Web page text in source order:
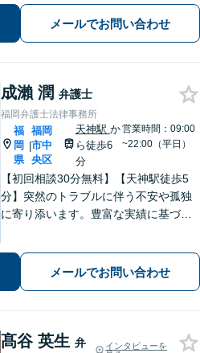
金問題：豊富な相談実績で借金の苦し
みへの深く共感」ご依頼後は最短で督
メールでお問い合わせ
成瀨 潤 弁護士
福岡弁護士法律事務所
福
岡
県
|
福岡
市中
央区
天神駅 か
ら徒歩6
分
営業時間：09:00
~22:00（平日）
【初回相談30分無料】【天神駅徒歩5
分】突然のトラブルに伴う不安や孤独
に寄り添います。豊富な実績に基づく
の相談から培った確かな交渉力であな
たを守り抜きます。【LINE予約可】
メールでお問い合わせ
髙谷 英生 弁
インタビューを